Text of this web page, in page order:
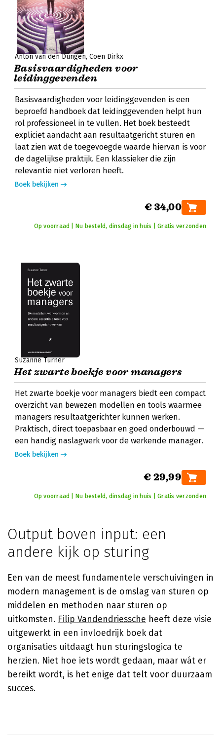
Anton van den Dungen Coen Dirkx
Basisvaardigheden voor
leidinggevenden
Basisvaardigheden voor leidinggevenden is een
beproefd handboek dat leidinggevenden helpt hun
rol professioneel in te vullen. Het boek besteedt
expliciet aandacht aan resultaatgericht sturen en
laat zien wat de toegevoegde waarde hiervan is voor
de dagelijkse praktijk. Een klassieker die zijn
relevantie niet verloren heeft.
Boek bekijken
€ 34,00
Op voorraad | Nu besteld, dinsdag in huis | Gratis verzonden
Suzanne Turner
Het zwarte boekje voor managers
Het zwarte boekje voor managers biedt een compact
overzicht van bewezen modellen en tools waarmee
managers resultaatgerichter kunnen werken.
Praktisch, direct toepasbaar en goed onderbouwd —
een handig naslagwerk voor de werkende manager.
Boek bekijken
€ 29,99
Op voorraad | Nu besteld, dinsdag in huis | Gratis verzonden
Output boven input: een
andere kijk op sturing
Een van de meest fundamentele verschuivingen in
modern management is de omslag van sturen op
middelen en methoden naar sturen op
uitkomsten. Filip Vandendriessche heeft deze visie
uitgewerkt in een invloedrijk boek dat
organisaties uitdaagt hun sturingslogica te
herzien. Niet hoe iets wordt gedaan, maar wát er
bereikt wordt, is het enige dat telt voor duurzaam
succes.